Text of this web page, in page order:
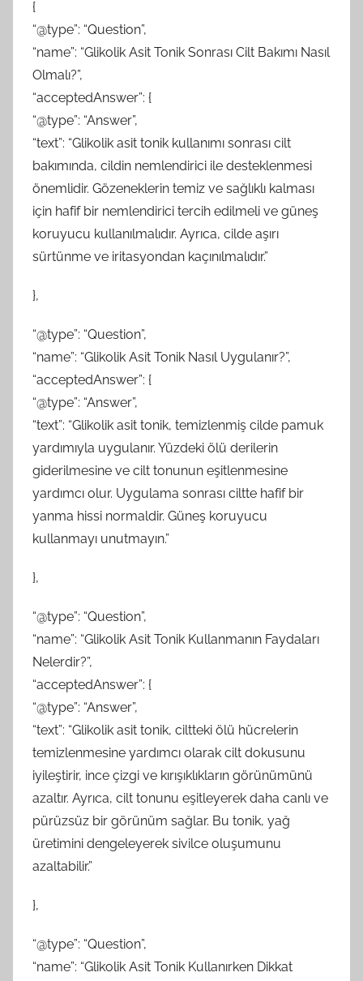
{
“@type”: “Question”,
“name”: “Glikolik Asit Tonik Sonrası Cilt Bakımı Nasıl
Olmalı?”,
“acceptedAnswer”: {
“@type”: “Answer”,
“text”: “Glikolik asit tonik kullanımı sonrası cilt
bakımında, cildin nemlendirici ile desteklenmesi
önemlidir. Gözeneklerin temiz ve sağlıklı kalması
için hafif bir nemlendirici tercih edilmeli ve güneş
koruyucu kullanılmalıdır. Ayrıca, cilde aşırı
sürtünme ve iritasyondan kaçınılmalıdır.”
},
“@type”: “Question”,
“name”: “Glikolik Asit Tonik Nasıl Uygulanır?”,
“acceptedAnswer”: {
“@type”: “Answer”,
“text”: “Glikolik asit tonik, temizlenmiş cilde pamuk
yardımıyla uygulanır. Yüzdeki ölü derilerin
giderilmesine ve cilt tonunun eşitlenmesine
yardımcı olur. Uygulama sonrası ciltte hafif bir
yanma hissi normaldir. Güneş koruyucu
kullanmayı unutmayın.”
},
“@type”: “Question”,
“name”: “Glikolik Asit Tonik Kullanmanın Faydaları
Nelerdir?”,
“acceptedAnswer”: {
“@type”: “Answer”,
“text”: “Glikolik asit tonik, ciltteki ölü hücrelerin
temizlenmesine yardımcı olarak cilt dokusunu
iyileştirir, ince çizgi ve kırışıklıkların görünümünü
azaltır. Ayrıca, cilt tonunu eşitleyerek daha canlı ve
pürüzsüz bir görünüm sağlar. Bu tonik, yağ
üretimini dengeleyerek sivilce oluşumunu
azaltabilir.”
},
“@type”: “Question”,
“name”: “Glikolik Asit Tonik Kullanırken Dikkat